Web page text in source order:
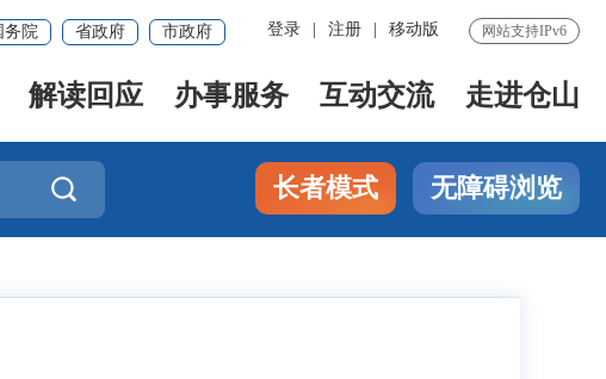
网站支持IPv6
登录 注册 移动版
务院 省政府 市政府
解读回应 办事服务 互动交流 走进仓山
 长者模式 无障碍浏览